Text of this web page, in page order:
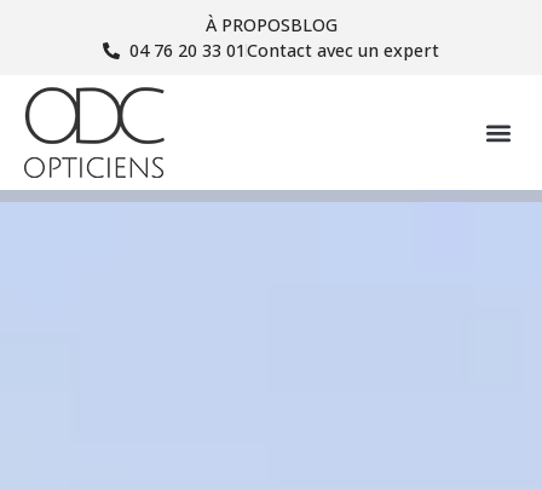
À PROPOSBLOG
04 76 20 33 01Contact avec un expert